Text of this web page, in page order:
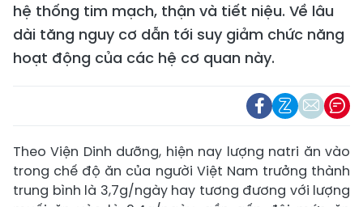
hệ thống tim mạch, thận và tiết niệu. Về lâu
dài tăng nguy cơ dẫn tới suy giảm chức năng
hoạt động của các hệ cơ quan này.
Theo Viện Dinh dưỡng, hiện nay lượng natri ăn vào
trong chế độ ăn của người Việt Nam trưởng thành
trung bình là 3,7g/ngày hay tương đương với lượng